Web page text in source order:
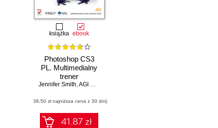
książka ebook
Photoshop CS3
PL. Multimedialny
trener
Jennifer Smith,AGI Creative Team
(39,50 zł najniższa cena z 30 dni)
41.87 zł